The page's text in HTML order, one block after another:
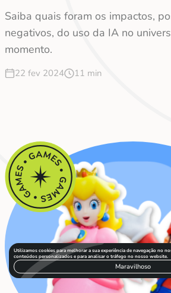
Saiba quais foram os impactos,
negativos, do uso da IA no
momento.
22 fev 2024 11 min
Utilizamos cookies para melhorar a sua experiência de navegação no
conteúdos personalizados e para analisar o tráfego no nosso website.
Maravilhoso